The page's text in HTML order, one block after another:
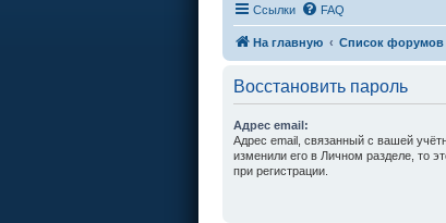
Ссылки FAQ
На главную Список форумов
Восстановить пароль
Адрес email:
Адрес email, связанный с вашей
изменили его в Личном разделе, то
при регистрации.